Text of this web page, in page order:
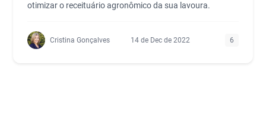
otimizar o receituário agronômico da sua lavoura.
Cristina Gonçalves 14 de Dec de 2022 6